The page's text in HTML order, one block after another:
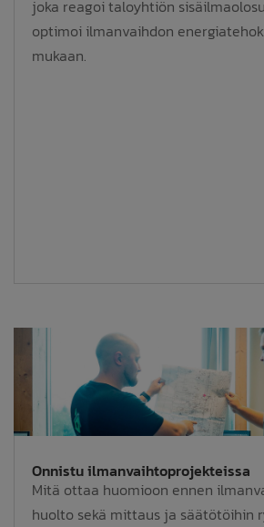
joka reagoi taloyhtiön
optimoi ilmanvaihdon
mukaan.
Onnistu ilmanvaihtoprojekteissa
Mitä ottaa huomioon ennen
huolto sekä mittaus ja säätötöihin